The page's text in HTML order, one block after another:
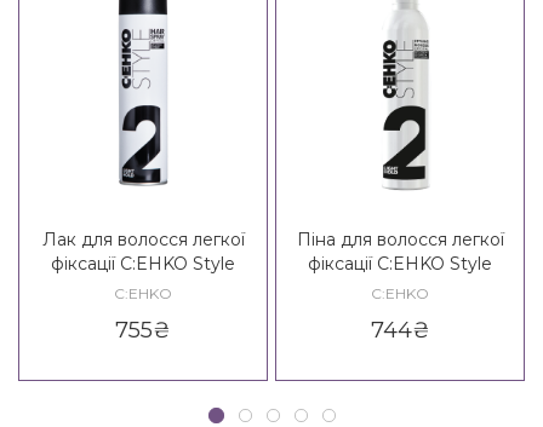
Лак для волосся легкої
фіксації C:EHKO Style
Crystal Hair Spray 2*
C:EHKO
755₴
Піна для волосся легкої
фіксації C:EHKO Style
Crystal Styling Mousse 2*
C:EHKO
744₴